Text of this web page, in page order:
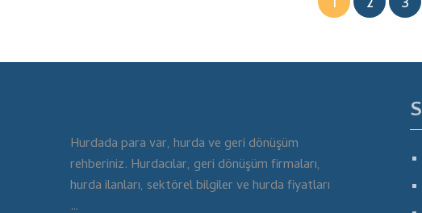
Hurdada para var, hurda ve geri dönüşüm
rehberiniz. Hurdacılar, geri dönüşüm firmaları,
hurda ilanları, sektörel bilgiler ve hurda fiyatları
…